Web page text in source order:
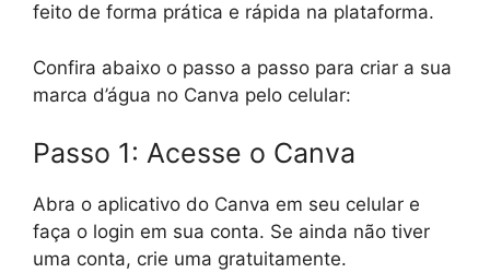
feito de forma prática e rápida na plataforma.
Confira abaixo o passo a passo para criar a sua
marca d’água no Canva pelo celular:
Passo 1: Acesse o Canva
Abra o aplicativo do Canva em seu celular e
faça o login em sua conta. Se ainda não tiver
uma conta, crie uma gratuitamente.